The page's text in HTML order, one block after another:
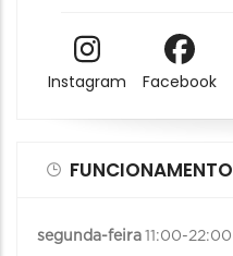
Instagram Facebook
FUNCIONAMENTO
segunda-feira 11:00-22:00